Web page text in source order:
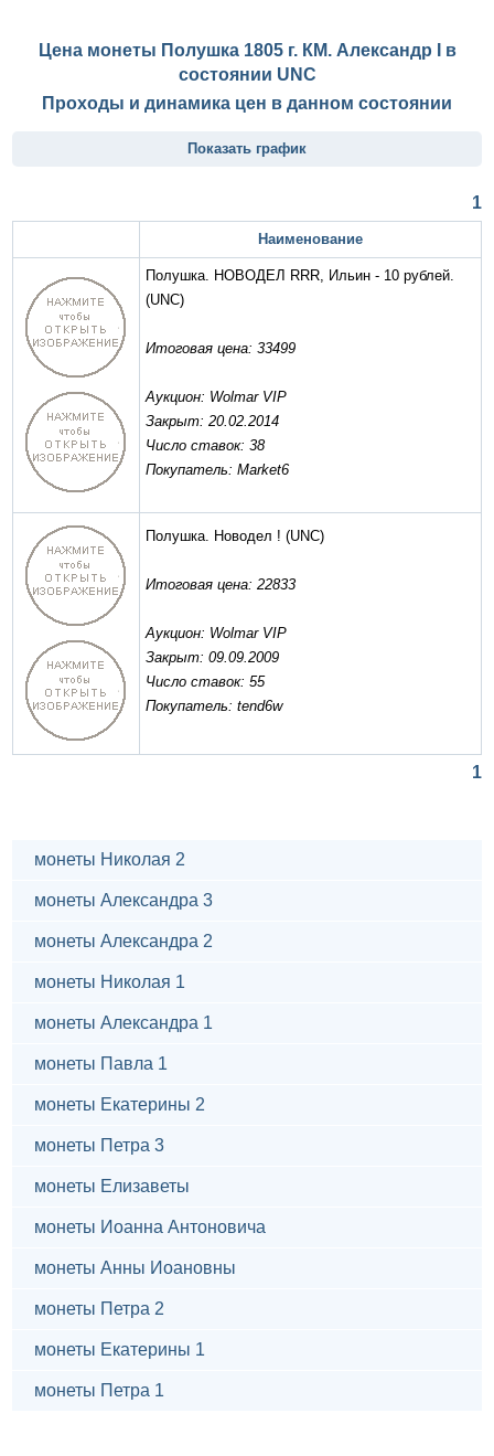
Цена монеты Полушка 1805 г. КМ. Александр I в
состоянии UNC
Проходы и динамика цен в данном состоянии
Показать график
1
Наименование
Полушка. НОВОДЕЛ RRR, Ильин - 10 рублей.
(UNC)
Итоговая цена: 33499
Аукцион: Wolmar VIP
Закрыт: 20.02.2014
Число ставок: 38
Покупатель: Market6
Полушка. Новодел ! (UNC)
Итоговая цена: 22833
Аукцион: Wolmar VIP
Закрыт: 09.09.2009
Число ставок: 55
Покупатель: tend6w
1
монеты Николая 2
монеты Александра 3
монеты Александра 2
монеты Николая 1
монеты Александра 1
монеты Павла 1
монеты Екатерины 2
монеты Петра 3
монеты Елизаветы
монеты Иоанна Антоновича
монеты Анны Иоановны
монеты Петра 2
монеты Екатерины 1
монеты Петра 1